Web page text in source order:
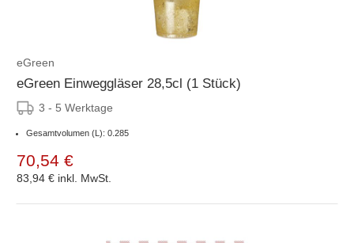
eGreen
eGreen Einweggläser 28,5cl (1 Stück)
3 - 5 Werktage
Gesamtvolumen (L): 0.285
70,54 €
83,94 € inkl. MwSt.